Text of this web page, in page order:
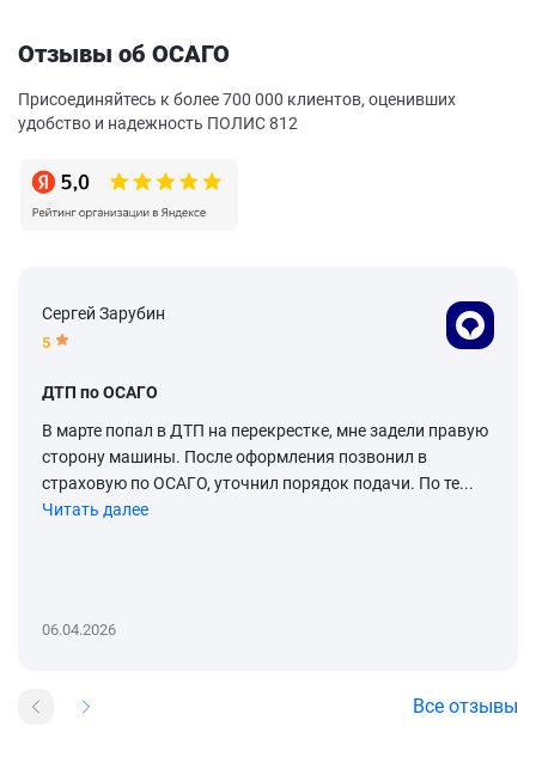
Отзывы об ОСАГО
Присоединяйтесь к более 700 000 клиентов, оценивших
удобство и надежность ПОЛИС 812
Сергей Зарубин
5
ДТП по ОСАГО
В марте попал в ДТП на перекрестке, мне задели правую
сторону машины. После оформления позвонил в
страховую по ОСАГО, уточнил порядок подачи. По те...
Читать далее
06.04.2026
Все отзывы